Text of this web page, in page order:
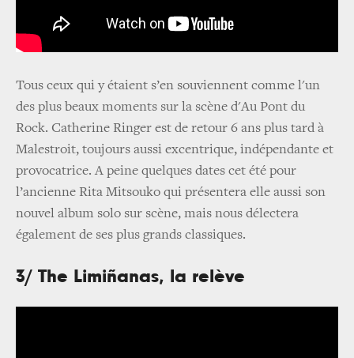
Tous ceux qui y étaient s’en souviennent comme l'un
des plus beaux moments sur la scène d'Au Pont du
Rock. Catherine Ringer est de retour 6 ans plus tard à
Malestroit, toujours aussi excentrique, indépendante et
provocatrice. A peine quelques dates cet été pour
l’ancienne Rita Mitsouko qui présentera elle aussi son
nouvel album solo sur scène, mais nous délectera
également de ses plus grands classiques.
3/ The Limiñanas, la relève